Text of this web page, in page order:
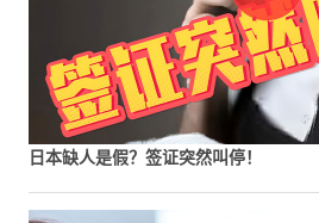
日本缺人是假？签证突然叫停！